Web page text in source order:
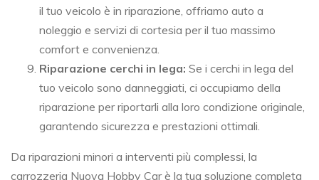
il tuo veicolo è in riparazione, offriamo auto a
noleggio e servizi di cortesia per il tuo massimo
comfort e convenienza.
Riparazione cerchi in lega: Se i cerchi in lega del
tuo veicolo sono danneggiati, ci occupiamo della
riparazione per riportarli alla loro condizione originale,
garantendo sicurezza e prestazioni ottimali.
Da riparazioni minori a interventi più complessi, la
carrozzeria Nuova Hobby Car è la tua soluzione completa